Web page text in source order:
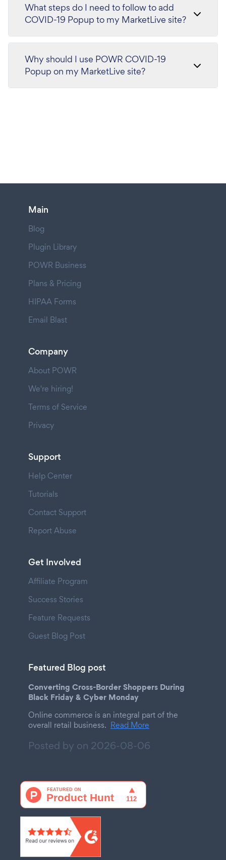
What steps do I need to follow to add
COVID-19 Popup to my MarketLive site?
Why should I use POWR COVID-19
Popup on my MarketLive site?
Main
Blog
Plugin Library
POWR Business
Plans & Pricing
HIPAA Forms
Email Blast
Company
About POWR
We're hiring!
Terms of Service
Privacy
Support
Help Center
Tutorials
Contact Support
Report Abuse
Get Involved
Affiliate Program
Success Stories
Feature Requests
Guest Blog Post
Featured Blog post
Converting Cross-Border Shoppers During
Black Friday & Cyber Monday
Online commerce is an integral part of the
overall retail business. Read More
Posted by on 2026-08-06